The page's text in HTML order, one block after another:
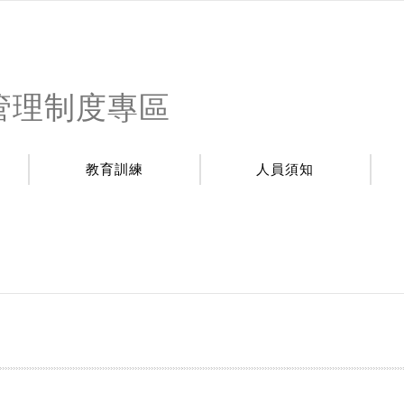
理制度專區
教育訓練 人員須知